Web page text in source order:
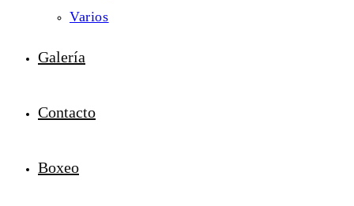
Varios
Galería
Contacto
Boxeo